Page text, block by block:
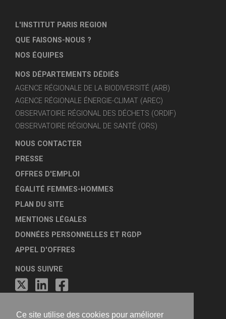
Ce site utilise des cookies pour améliorer
L'INSTITUT PARIS REGION
QUE FAISONS-NOUS ?
NOS ÉQUIPES
NOS DÉPARTEMENTS DÉDIÉS
AGENCE RÉGIONALE DE LA BIODIVERSITÉ (ARB)
AGENCE RÉGIONALE ÉNERGIE-CLIMAT (AREC)
OBSERVATOIRE RÉGIONAL DES DÉCHETS (ORDIF)
OBSERVATOIRE RÉGIONAL DE SANTÉ (ORS)
NOUS CONTACTER
PRESSE
OFFRES D'EMPLOI
ÉGALITÉ FEMMES-HOMMES
PLAN DU SITE
MENTIONS LÉGALES
DONNÉES PERSONNELLES ET RGDP
APPEL D'OFFRES
NOUS SUIVRE